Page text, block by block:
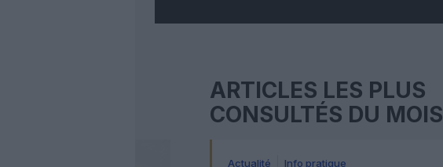
ARTICLES LES PLUS
CONSULTÉS DU MOIS
Actualité Info pratique